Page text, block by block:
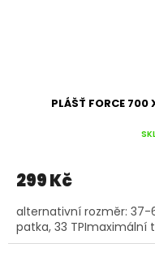
PLÁŠŤ FORCE
299 Kč
alternativní rozměr: 37-
patka, 33 TPImaximální